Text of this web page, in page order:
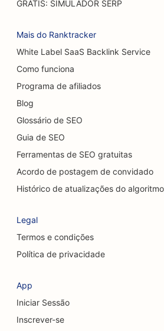
SEO para concessionárias de
SEO para serviços de limpeza
SEO para quiropráticos
SEO para Cat Cafés
SEO para serviços de peeling
SEO para cirurgiões craniofaciais
SEO para cafeterias
SEO para cooperativas de crédito
GRÁTIS: SIMULADOR SERP
Mais do Ranktracker
White Label SaaS Backlink Service
Como funciona
Programa de afiliados
Blog
Glossário de SEO
Guia de SEO
Ferramentas de SEO gratuitas
Acordo de postagem de convidado
Histórico de atualizações do
Legal
Termos e condições
Política de privacidade
App
Iniciar Sessão
Inscrever-se